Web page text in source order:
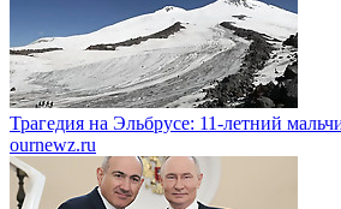
Трагедия на Эльбрусе: 11-летний
ournewz.ru